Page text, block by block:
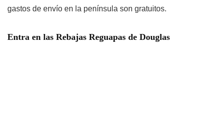
gastos de envío en la península son gratuitos.
Entra en las Rebajas Reguapas de Douglas